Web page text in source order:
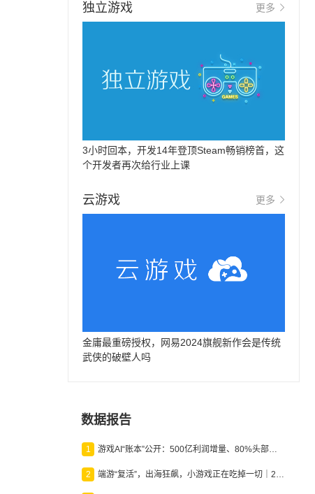
独立游戏 更多
3小时回本，开发14年登顶Steam畅销榜首，这
个开发者再次给行业上课
云游戏 更多
金庸最重磅授权，网易2024旗舰新作会是传统
武侠的破壁人吗
数据报告
1 游戏AI“账本”公开：500亿利润增量、80%头部入局，谁在闷声发财？
2 端游“复活”，出海狂飙，小游戏正在吃掉一切｜2026上半年产业报告